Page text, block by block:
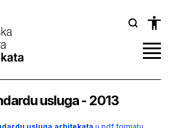
usluga - 2013